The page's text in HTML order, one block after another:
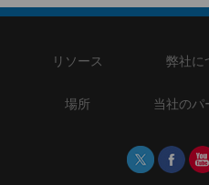
リソース 弊社に
場所 当社のパ